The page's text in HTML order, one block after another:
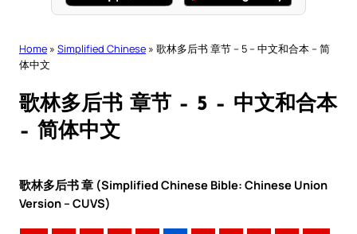
Home » Simplified Chinese » 歌林多后书 章节 – 5 – 中文和合本 – 简
体中文
歌林多后书 章节 – 5 – 中文和合本
– 简体中文
歌林多后书 章 (Simplified Chinese Bible: Chinese Union
Version – CUVS)